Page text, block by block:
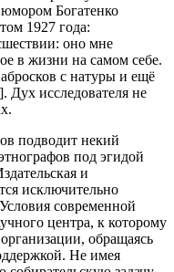
Богатенко
1927 года:
оно мне
в жизни на самом себе.
с натуры и ещё
Дух исследователя не
подводит некий
под эгидой
и
исключительно
современной
центра, к которому
обращаясь
Не имея